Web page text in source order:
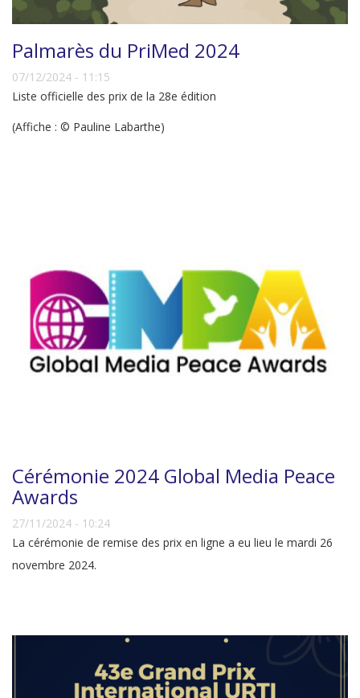
Palmarès du PriMed 2024
07/12/2024 - 11:15
Liste officielle des prix de la 28e édition
(Affiche : © Pauline Labarthe)
Cérémonie 2024 Global Media Peace
Awards
27/11/2024 - 10:24
La cérémonie de remise des prix en ligne a eu lieu le mardi 26
novembre 2024.